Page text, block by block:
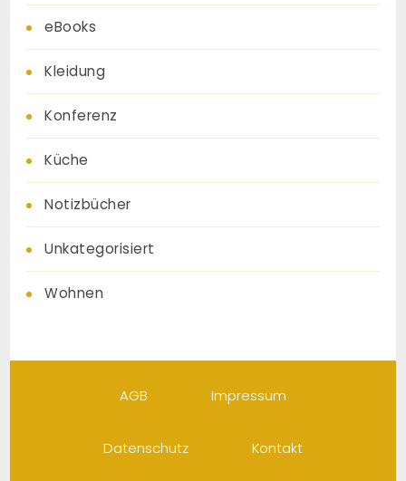
eBooks
Kleidung
Konferenz
Küche
Notizbücher
Unkategorisiert
Wohnen
AGB Impressum
Datenschutz Kontakt